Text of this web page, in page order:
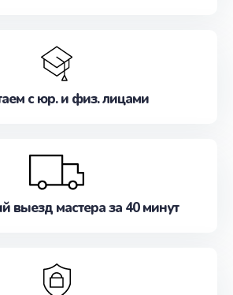
с юр. и физ. лицами
выезд мастера за 40 минут